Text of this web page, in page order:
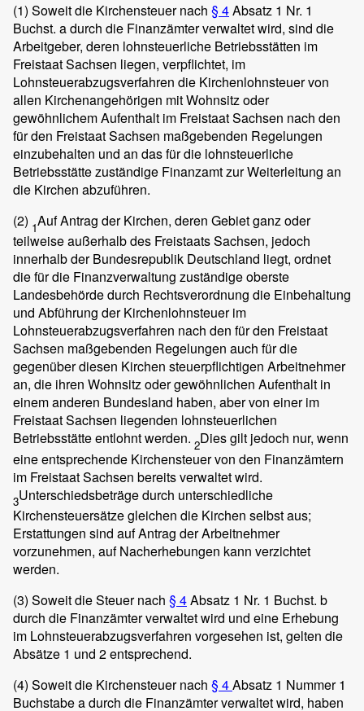
(1) Soweit die Kirchensteuer nach § 4Absatz 1 Nr. 1
Buchst. a durch die Finanzämter verwaltet wird, sind die
Arbeitgeber, deren lohnsteuerliche Betriebsstätten im
Freistaat Sachsen liegen, verpflichtet, im
Lohnsteuerabzugsverfahren die Kirchenlohnsteuer von
allen Kirchenangehörigen mit Wohnsitz oder
gewöhnlichem Aufenthalt im Freistaat Sachsen nach den
für den Freistaat Sachsen maßgebenden Regelungen
einzubehalten und an das für die lohnsteuerliche
Betriebsstätte zuständige Finanzamt zur Weiterleitung an
die Kirchen abzuführen.
(2) 1Auf Antrag der Kirchen, deren Gebiet ganz oder
teilweise außerhalb des Freistaats Sachsen, jedoch
innerhalb der Bundesrepublik Deutschland liegt, ordnet
die für die Finanzverwaltung zuständige oberste
Landesbehörde durch Rechtsverordnung die Einbehaltung
und Abführung der Kirchenlohnsteuer im
Lohnsteuerabzugsverfahren nach den für den Freistaat
Sachsen maßgebenden Regelungen auch für die
gegenüber diesen Kirchen steuerpflichtigen Arbeitnehmer
an, die ihren Wohnsitz oder gewöhnlichen Aufenthalt in
einem anderen Bundesland haben, aber von einer im
Freistaat Sachsen liegenden lohnsteuerlichen
Betriebsstätte entlohnt werden. 2Dies gilt jedoch nur, wenn
eine entsprechende Kirchensteuer von den Finanzämtern
im Freistaat Sachsen bereits verwaltet wird.
3Unterschiedsbeträge durch unterschiedliche
Kirchensteuersätze gleichen die Kirchen selbst aus;
Erstattungen sind auf Antrag der Arbeitnehmer
vorzunehmen, auf Nacherhebungen kann verzichtet
werden.
(3) Soweit die Steuer nach § 4Absatz 1 Nr. 1 Buchst. b
durch die Finanzämter verwaltet wird und eine Erhebung
im Lohnsteuerabzugsverfahren vorgesehen ist, gelten die
Absätze 1 und 2 entsprechend.
(4) Soweit die Kirchensteuer nach § 4Absatz 1 Nummer 1
Buchstabe a durch die Finanzämter verwaltet wird, haben